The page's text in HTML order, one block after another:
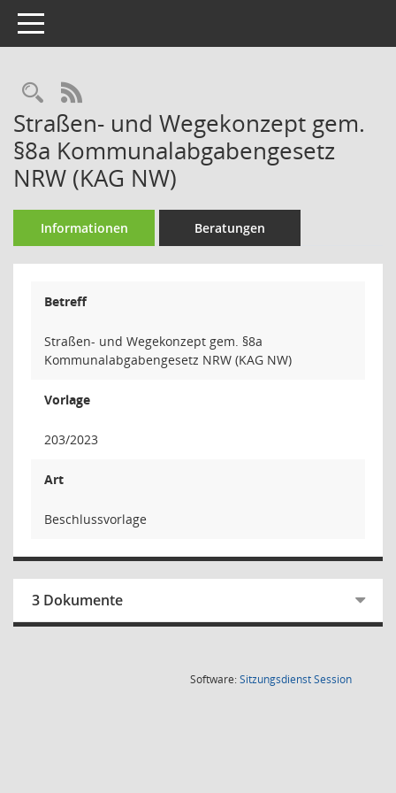
Toggle navigation
Rechercheauswahl
RSS-Feed
Straßen- und Wegekonzept gem.
§8a Kommunalabgabengesetz
NRW (KAG NW)
Informationen Beratungen
Betreff
Straßen- und Wegekonzept gem. §8a
Kommunalabgabengesetz NRW (KAG NW)
Vorlage
203/2023
Art
Beschlussvorlage
3 Dokumente
Software:SitzungsdienstSession(Wird in